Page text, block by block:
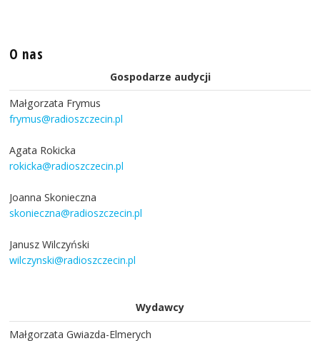
O nas
Gospodarze audycji
Małgorzata Frymus
frymus@radioszczecin.pl
Agata Rokicka
rokicka@radioszczecin.pl
Joanna Skonieczna
skonieczna@radioszczecin.pl
Janusz Wilczyński
wilczynski@radioszczecin.pl
Wydawcy
Małgorzata Gwiazda-Elmerych